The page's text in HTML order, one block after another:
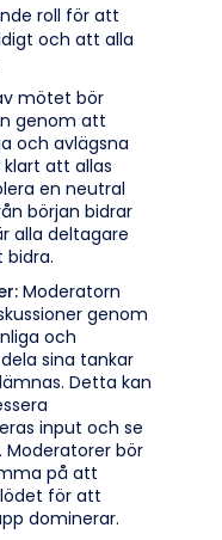
roll för att
och att alla
mötet bör
genom att
och avlägsna
att allas
en neutral
början bidrar
alla deltagare
bidra.
Moderatorn
genom
och
sina tankar
Detta kan
input och se
Moderatorer bör
på att
för att
dominerar.